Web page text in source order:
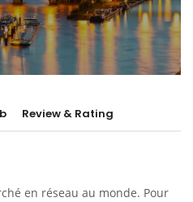
Review & Rating
en réseau au monde. Pour